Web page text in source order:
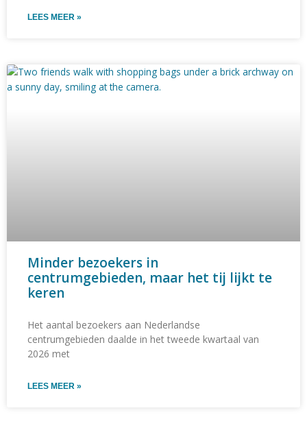
LEES MEER »
Minder bezoekers in
centrumgebieden, maar het tij lijkt te
keren
Het aantal bezoekers aan Nederlandse
centrumgebieden daalde in het tweede kwartaal van
2026 met
LEES MEER »